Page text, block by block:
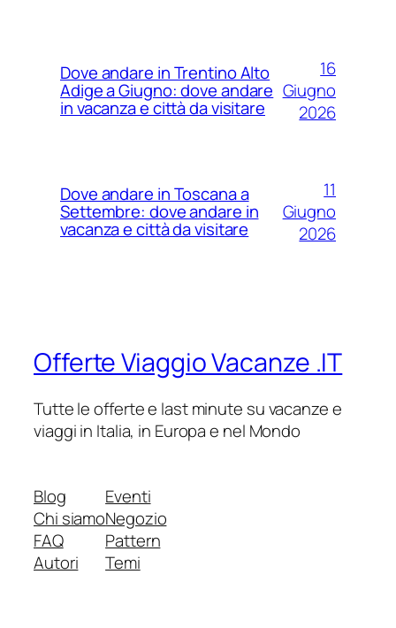
Dove andare in Trentino Alto
Adige a Giugno: dove andare
in vacanza e città da visitare
16
Giugno
2026
Dove andare in Toscana a
Settembre: dove andare in
vacanza e città da visitare
11
Giugno
2026
Offerte Viaggio Vacanze .IT
Tutte le offerte e last minute su vacanze e
viaggi in Italia, in Europa e nel Mondo
Blog
Chi siamo
FAQ
Autori
Eventi
Negozio
Pattern
Temi